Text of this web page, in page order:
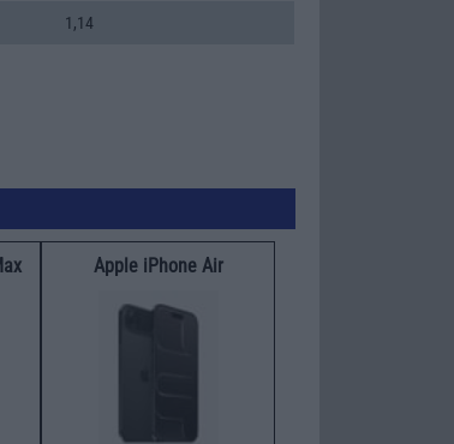
1,14
Apple iPhone Air